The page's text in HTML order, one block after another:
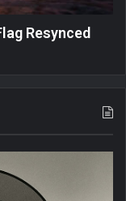
Resynced